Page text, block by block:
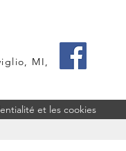
MI,
et les cookies